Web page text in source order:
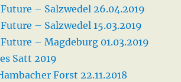
– Salzwedel 26.04.2019
– Salzwedel 15.03.2019
– Magdeburg 01.03.2019
Satt 2019
Forst 22.11.2018